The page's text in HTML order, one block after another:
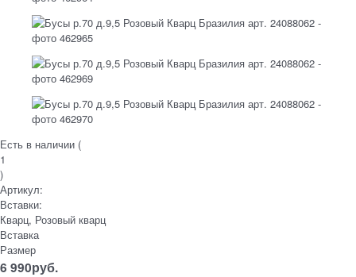
Есть в наличии (
1
)
Артикул:
Вставки:
Кварц, Розовый кварц
Вставка
Размер
6 990руб.